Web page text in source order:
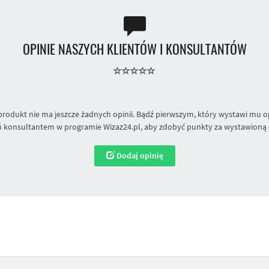
OPINIE NASZYCH KLIENTÓW I KONSULTANTÓW
nie ma jeszcze żadnych opinii. Bądź pierwszym, który wystawi mu
konsultantem w programie Wizaz24.pl, aby zdobyć punkty za wystawioną
Dodaj opinię